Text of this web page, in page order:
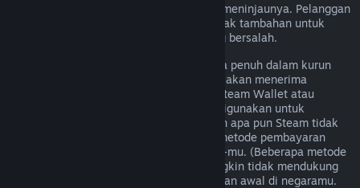
mengirimkan permintaan dan kami akan meninjaunya. Pelanggan
di beberapa wilayah memiliki beberapa hak tambahan untuk
pengembalian dana jika pihak game yang bersalah.
Kamu akan menerima pengembalian dana penuh dalam kurun
waktu satu minggu sejak disetujui. Kamu akan menerima
pengembalian dana dalam bentuk dana Steam Wallet atau
melalui metode pembayaran awal yang digunakan untuk
melakukan pembelian. Jika karena alasan apa pun Steam tidak
bisa melakukan pengembalian dana via metode pembayaran
awal, dana akan dikirim ke Steam Wallet-mu. (Beberapa metode
pembayaran yang tersedia di Steam mungkin tidak mendukung
pengembalian dana ke metode pembayaran awal di negaramu.